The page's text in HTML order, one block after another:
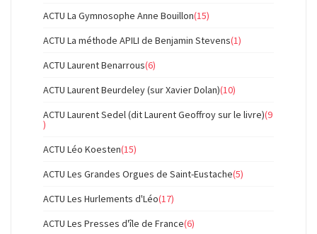
ACTU La Gymnosophe Anne Bouillon(15)
ACTU La méthode APILI de Benjamin Stevens(1)
ACTU Laurent Benarrous(6)
ACTU Laurent Beurdeley (sur Xavier Dolan)(10)
ACTU Laurent Sedel (dit Laurent Geoffroy sur le livre)(9
)
ACTU Léo Koesten(15)
ACTU Les Grandes Orgues de Saint-Eustache(5)
ACTU Les Hurlements d'Léo(17)
ACTU Les Presses d'île de France(6)